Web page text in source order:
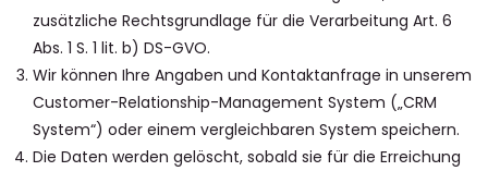
zusätzliche Rechtsgrundlage für die Verarbeitung Art. 6
Abs. 1 S. 1 lit. b) DS-GVO.
Wir können Ihre Angaben und Kontaktanfrage in unserem
Customer-Relationship-Management System („CRM
System“) oder einem vergleichbaren System speichern.
Die Daten werden gelöscht, sobald sie für die Erreichung